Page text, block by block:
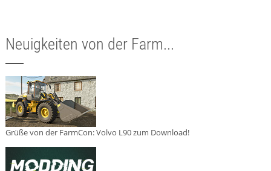
Neuigkeiten von der Farm...
Grüße von der FarmCon: Volvo L90 zum Download!